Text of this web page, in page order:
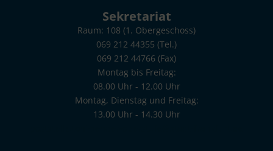
Sekretariat
Raum: 108 (1. Obergeschoss)
069 212 44355 (Tel.)
069 212 44766 (Fax)
Montag bis Freitag:
08.00 Uhr - 12.00 Uhr
Montag, Dienstag und Freitag:
13.00 Uhr - 14.30 Uhr